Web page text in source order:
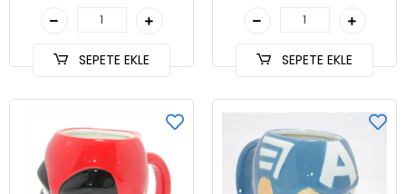
SEPETE EKLE SEPETE EKLE